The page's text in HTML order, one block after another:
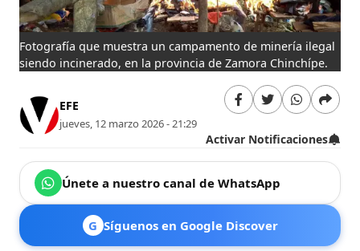
Fotografía que muestra un campamento de minería ilegal
siendo incinerado, en la provincia de Zamora Chinchípe.
EFE
jueves, 12 marzo 2026 - 21:29
Activar Notificaciones
Únete a nuestro canal de WhatsApp
G Síguenos en Google Discover